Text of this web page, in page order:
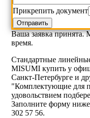
Прикрепить документ
Ваша заявка
время.
Стандартные
MISUMI купить у
Санкт-Петербурге и
"Комплектующие для
удовольствием
Заполните форму
302 57 56.